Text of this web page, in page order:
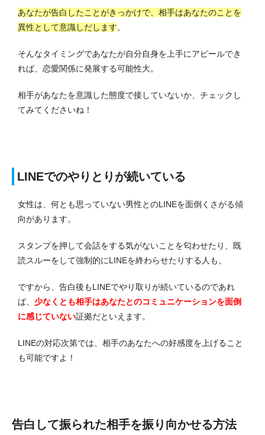
あなたが告白したことがきっかけで、相手はあなたのことを
異性として意識しだします。
そんなタイミングであなたが自分自身を上手にアピールでき
れば、恋愛関係に発展する可能性大。
相手があなたを意識した態度で接していないか、チェックし
てみてくださいね！
LINEでのやりとりが続いている
女性は、何とも思っていない男性とのLINEを面倒くさがる傾
向があります。
スタンプを押して会話をする気がないことを匂わせたり、既
読スルーをして強制的にLINEを終わらせたりする人も。
ですから、告白後もLINEでやり取りが続いているのであれ
ば、 少なくとも相手はあなたとのコミュニケーションを面倒
に感じていない証拠だといえます。
LINEの対応次第では、相手のあなたへの好感度を上げること
も可能ですよ！
告白して振られた相手を振り向かせる方法